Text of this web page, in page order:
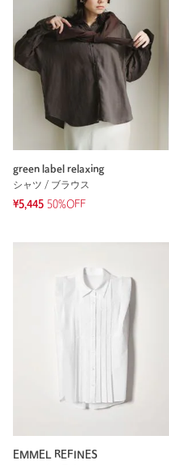
green label relaxing
シャツ / ブラウス
¥5,445 50%OFF
EMMEL REFINES